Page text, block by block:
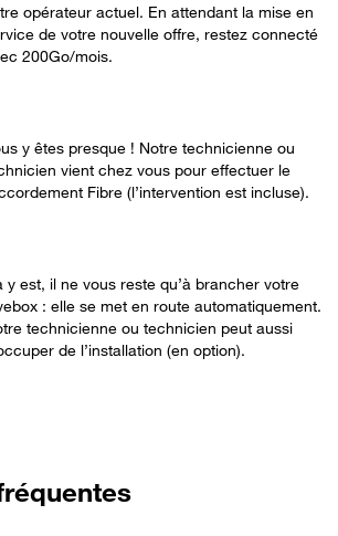
opérateur actuel. En attendant la mise en
de votre nouvelle offre, restez connecté
200Go/mois.
y êtes presque ! Notre technicienne ou
vient chez vous pour effectuer le
Fibre (l’intervention est incluse).
y est, il ne vous reste qu’à brancher votre
: elle se met en route automatiquement.
technicienne ou technicien peut aussi
de l’installation (en option).